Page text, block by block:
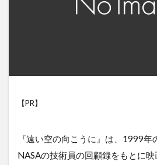
【PR】
『遠い空の向こうに』は、1999
NASAの技術員の回顧録をもとに